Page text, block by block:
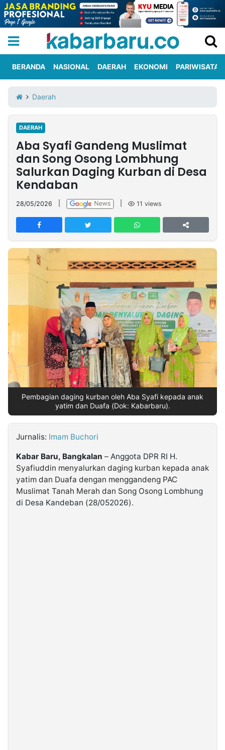
Iklan
Berita
Kami
Nasional
International
Olahraga
Entertainment
Daerah
Pariwisata
Kuliner
Kolom
Network
PT
TREETAN
MULTIMEDIA
INDONESIA
NTB
Time
IDN
Jogja
Rakyat
News
Notice
Dinamikapost.com
Baru
Follow
Kabarbaru.co
2026
BERANDA NASIONAL DAERAH EKONOMI PARIWISATA
Daerah
DAERAH
Aba Syafi Gandeng Muslimat
dan Song Osong Lombhung
Salurkan Daging Kurban di Desa
Kendaban
28/05/2026 11 views
Pembagian daging kurban oleh Aba Syafi kepada anak
yatim dan Duafa (Dok: Kabarbaru).
Jurnalis: Imam Buchori
Kabar Baru, Bangkalan – Anggota DPR RI H.
Syafiuddin menyalurkan daging kurban kepada anak
yatim dan Duafa dengan menggandeng PAC
Muslimat Tanah Merah dan Song Osong Lombhung
di Desa Kandeban (28/052026).